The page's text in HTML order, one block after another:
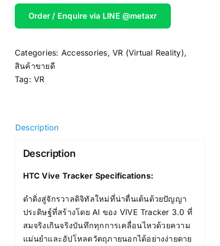
Order / Enquire via LINE @metaxr
Categories: Accessories,VR (Virtual Reality),
สินค้าขายดี
Tag:VR
Description
Description
HTC Vive Tracker Specifications:
ดำดิ่งสู่จักรวาลดิจิทัลใหม่ที่น่าตื่นเต้นด้วยปัญญา
ประดิษฐ์ที่สร้างโดย AI ของ VIVE Tracker 3.0 ที่
สมจริงเกินจริงบันทึกทุกการเคลื่อนไหวด้วยความ
แม่นยำและอัปโหลดวัตถุภายนอกได้อย่างง่ายดาย